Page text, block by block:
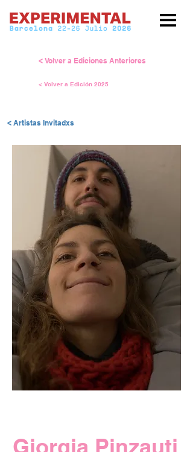
< Volver a Ediciones Anteriores
< Volver a Edición 2025
< Artistas Invitadxs
Giorgia Pinzauti